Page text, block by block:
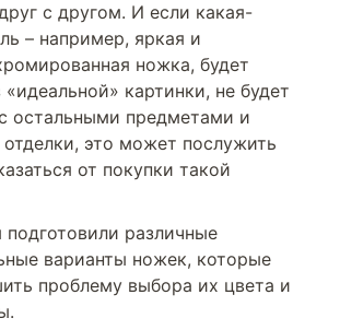
с другом. И если какая-
– например, яркая и
ножка, будет
«идеальной» картинки, не будет
остальными предметами и
это может послужить
от покупки такой
различные
варианты ножек, которые
проблему выбора их цвета и